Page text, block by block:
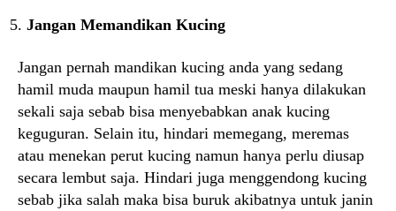
Jangan Memandikan Kucing
Jangan pernah mandikan kucing anda yang sedang
hamil muda maupun hamil tua meski hanya dilakukan
sekali saja sebab bisa menyebabkan anak kucing
keguguran. Selain itu, hindari memegang, meremas
atau menekan perut kucing namun hanya perlu diusap
secara lembut saja. Hindari juga menggendong kucing
sebab jika salah maka bisa buruk akibatnya untuk janin